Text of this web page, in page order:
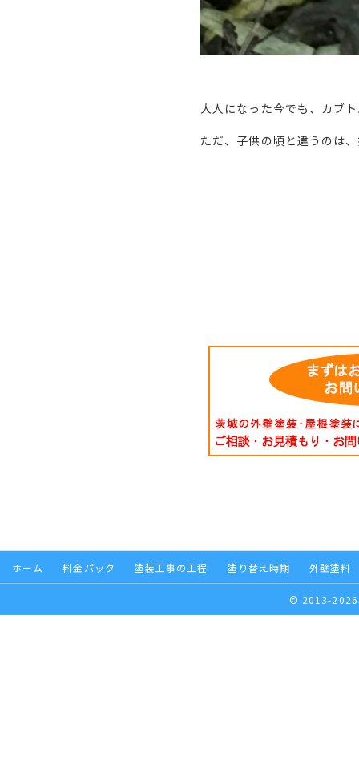
大人になった今でも、カブ
ただ、子供の頃と違うのは
ホーム 料金パック 塗装工事の工程 塗り替え時期 外壁塗料
© 2013-2026